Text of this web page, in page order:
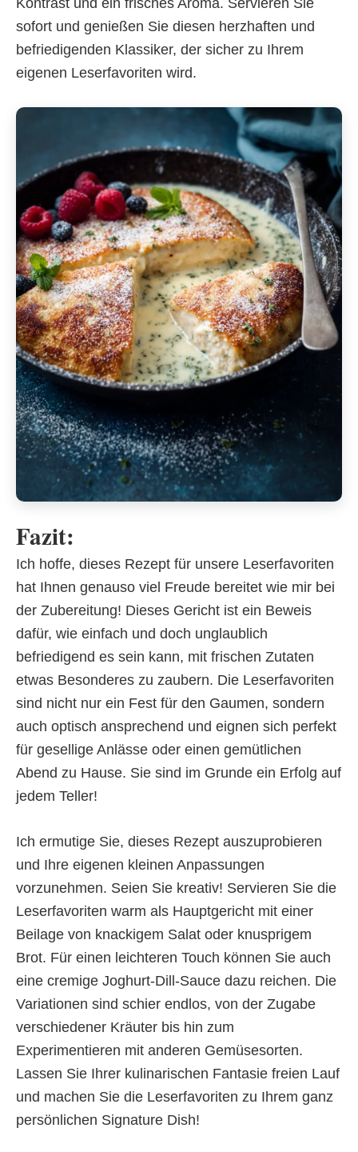
sofort und genießen Sie diesen herzhaften und
befriedigenden Klassiker, der sicher zu Ihrem
eigenen Leserfavoriten wird.
Fazit:
Ich hoffe, dieses Rezept für unsere Leserfavoriten
hat Ihnen genauso viel Freude bereitet wie mir bei
der Zubereitung! Dieses Gericht ist ein Beweis
dafür, wie einfach und doch unglaublich
befriedigend es sein kann, mit frischen Zutaten
etwas Besonderes zu zaubern. Die Leserfavoriten
sind nicht nur ein Fest für den Gaumen, sondern
auch optisch ansprechend und eignen sich perfekt
für gesellige Anlässe oder einen gemütlichen
Abend zu Hause. Sie sind im Grunde ein Erfolg auf
jedem Teller!
Ich ermutige Sie, dieses Rezept auszuprobieren
und Ihre eigenen kleinen Anpassungen
vorzunehmen. Seien Sie kreativ! Servieren Sie die
Leserfavoriten warm als Hauptgericht mit einer
Beilage von knackigem Salat oder knusprigem
Brot. Für einen leichteren Touch können Sie auch
eine cremige Joghurt-Dill-Sauce dazu reichen. Die
Variationen sind schier endlos, von der Zugabe
verschiedener Kräuter bis hin zum
Experimentieren mit anderen Gemüsesorten.
Lassen Sie Ihrer kulinarischen Fantasie freien Lauf
und machen Sie die Leserfavoriten zu Ihrem ganz
persönlichen Signature Dish!